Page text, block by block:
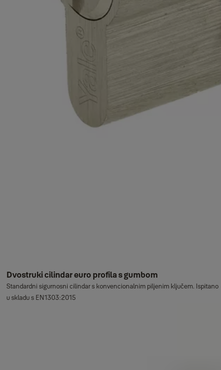
Dvostruki cilindar euro profila s gumbom
Standardni sigurnosni cilindar s konvencionalnim piljenim ključem. Ispitano
u skladu s EN1303:2015